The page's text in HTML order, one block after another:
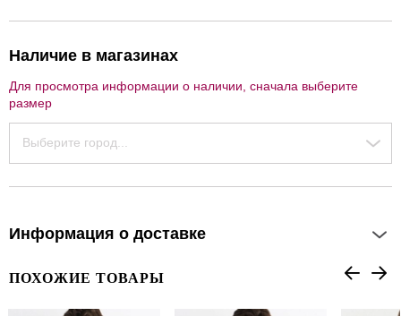
Наличие в магазинах
Для просмотра информации о наличии, сначала выберите
размер
Выберите город...
Информация о доставке
ПОХОЖИЕ ТОВАРЫ